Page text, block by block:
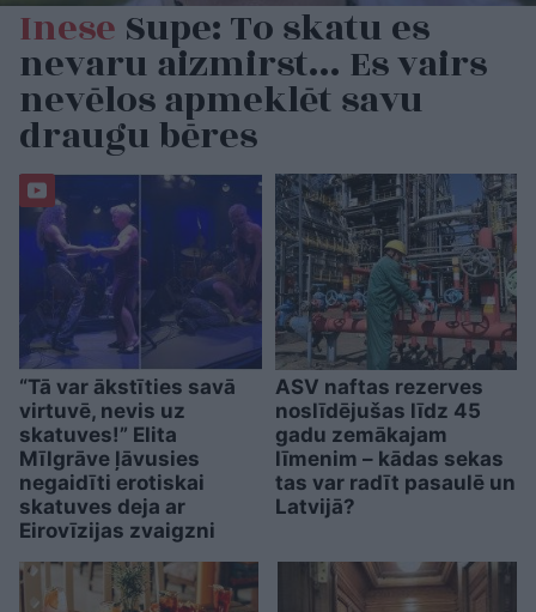
Inese Supe: To skatu es
nevaru aizmirst… Es vairs
nevēlos apmeklēt savu
draugu bēres
“Tā var ākstīties savā
virtuvē, nevis uz
skatuves!” Elita
Mīlgrāve ļāvusies
negaidīti erotiskai
skatuves deja ar
Eirovīzijas zvaigzni
ASV naftas rezerves
noslīdējušas līdz 45
gadu zemākajam
līmenim – kādas sekas
tas var radīt pasaulē un
Latvijā?